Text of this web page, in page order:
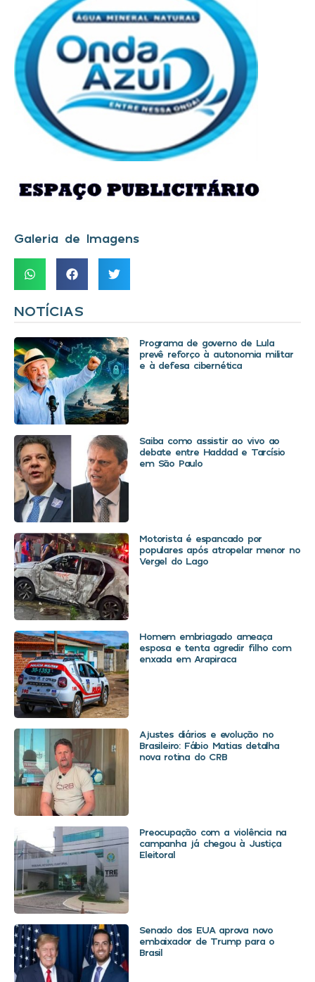
Galeria de Imagens
NOTÍCIAS
Programa de governo de Lula
prevê reforço à autonomia militar
e à defesa cibernética
Saiba como assistir ao vivo ao
debate entre Haddad e Tarcísio
em São Paulo
Motorista é espancado por
populares após atropelar menor no
Vergel do Lago
Homem embriagado ameaça
esposa e tenta agredir filho com
enxada em Arapiraca
Ajustes diários e evolução no
Brasileiro: Fábio Matias detalha
nova rotina do CRB
Preocupação com a violência na
campanha já chegou à Justiça
Eleitoral
Senado dos EUA aprova novo
embaixador de Trump para o
Brasil